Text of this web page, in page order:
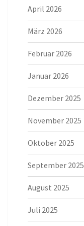
April 2026
März 2026
Februar 2026
Januar 2026
Dezember 2025
November 2025
Oktober 2025
September 2025
August 2025
Juli 2025